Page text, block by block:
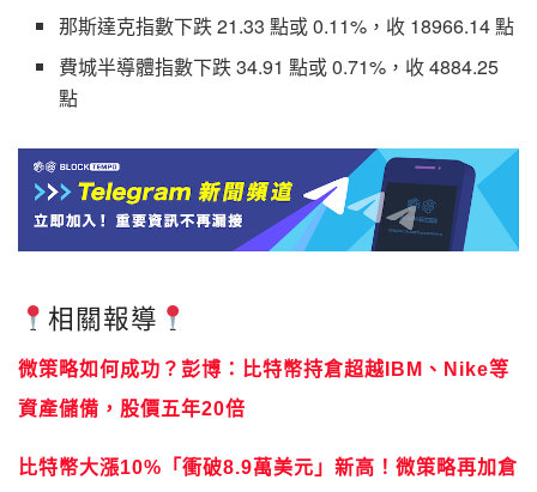
那斯達克指數下跌 21.33 點或 0.11%，收 18966.14 點
費城半導體指數下跌 34.91 點或 0.71%，收 4884.25
點
相關報導
微策略如何成功？彭博：比特幣持倉超越IBM、Nike等
資產儲備，股價五年20倍
比特幣大漲10%「衝破8.9萬美元」新高！微策略再加倉